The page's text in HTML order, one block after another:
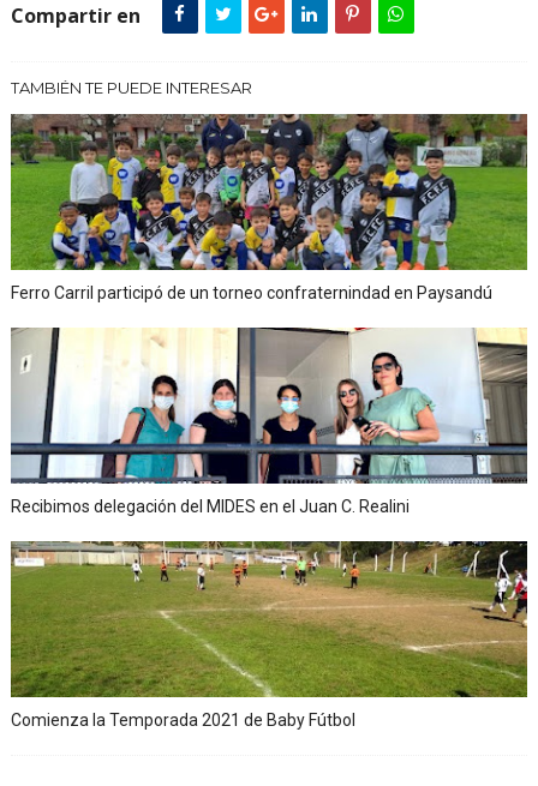
Compartir en
TAMBIÉN TE PUEDE INTERESAR
Ferro Carril participó de un torneo confraternindad en Paysandú
Recibimos delegación del MIDES en el Juan C. Realini
Comienza la Temporada 2021 de Baby Fútbol